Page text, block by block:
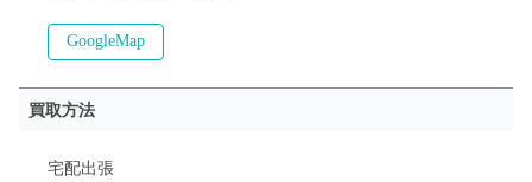
GoogleMap
買取方法
宅配出張